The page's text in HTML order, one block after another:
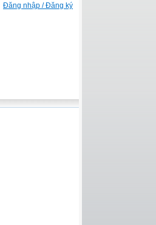
Đăng nhập / Đăng ký